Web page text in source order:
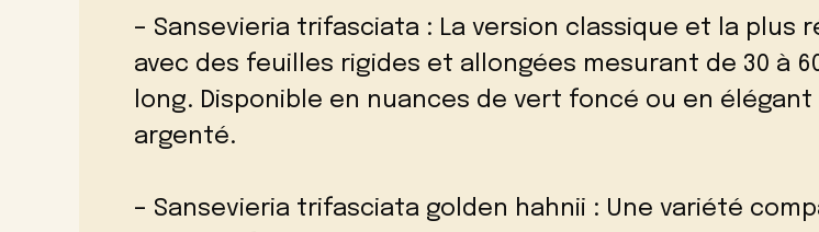
– Sansevieria trifasciata : La version classique et la plus
avec des feuilles rigides et allongées mesurant de 30 à
long. Disponible en nuances de vert foncé ou en élégant
argenté.
– Sansevieria trifasciata golden hahnii : Une variété